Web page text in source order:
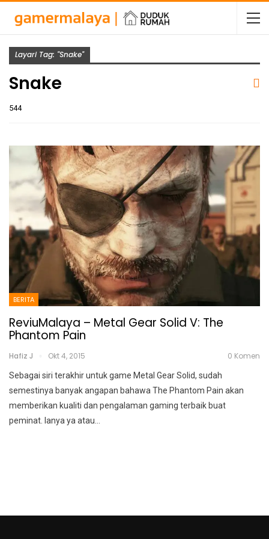
Layari Tag: "Snake"
Snake
544
BERITA
ReviuMalaya – Metal Gear Solid V: The
Phantom Pain
Hafiz J Okt 4, 2015 0 Komen
Sebagai siri terakhir untuk game Metal Gear Solid, sudah
semestinya banyak angapan bahawa The Phantom Pain akan
memberikan kualiti dan pengalaman gaming terbaik buat
peminat. Ianya ya atau…